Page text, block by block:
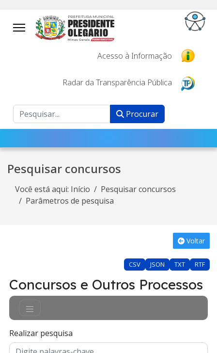
Acesso à Informação
Radar da Transparência Pública
Procurar Procurar
Pesquisar concursos
Você está aqui: Início
Pesquisar concursos
Parâmetros de pesquisa
Voltar
CSV JSON TXT RTF
Concursos e Outros Processos
Realizar pesquisa